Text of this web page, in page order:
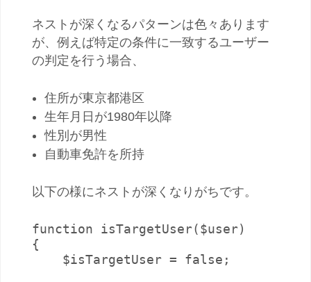
ネストが深くなるパターンは色々あります
が、例えば特定の条件に一致するユーザー
の判定を行う場合、
住所が東京都港区
生年月日が1980年以降
性別が男性
自動車免許を所持
以下の様にネストが深くなりがちです。
function isTargetUser($user)
{
    $isTargetUser = false;